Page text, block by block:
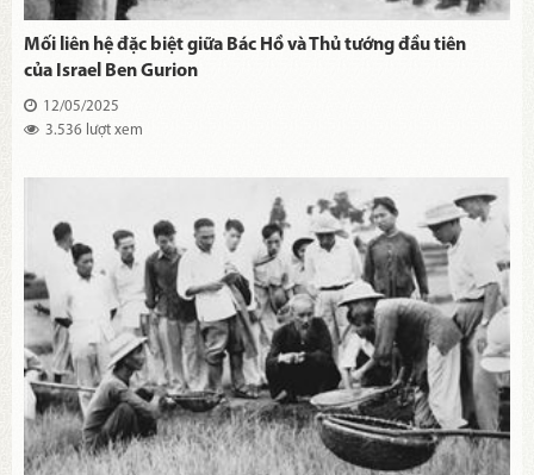
Mối liên hệ đặc biệt giữa Bác Hồ và Thủ tướng đầu tiên
của Israel Ben Gurion
12/05/2025
3.536 lượt xem